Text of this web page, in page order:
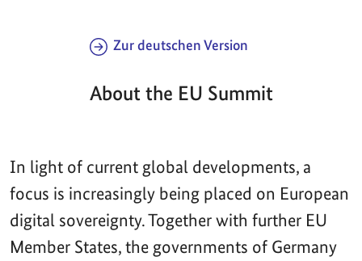
Zur deutschen Version
About the EU Summit
In light of current global developments, a
focus is increasingly being placed on European
digital sovereignty. Together with further EU
Member States, the governments of Germany